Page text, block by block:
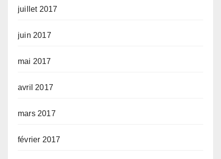
juillet 2017
juin 2017
mai 2017
avril 2017
mars 2017
février 2017